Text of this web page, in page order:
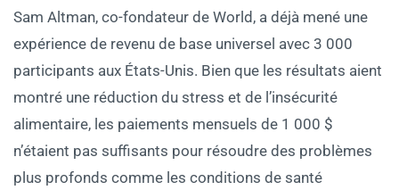
Sam Altman, co-fondateur de World, a déjà mené une
expérience de revenu de base universel avec 3 000
participants aux États-Unis. Bien que les résultats aient
montré une réduction du stress et de l’insécurité
alimentaire, les paiements mensuels de 1 000 $
n’étaient pas suffisants pour résoudre des problèmes
plus profonds comme les conditions de santé